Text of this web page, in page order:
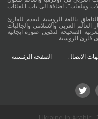
وملفات"، اضافة الى باب اللقائات
باللغة الروسية ليقدم للقارئ
العالم العربي والاسلامي والجاليات
الصحيحة لتكوين صورة ايجابية
قارئ الروسية.
الاتصال الصفحة الرئيسية